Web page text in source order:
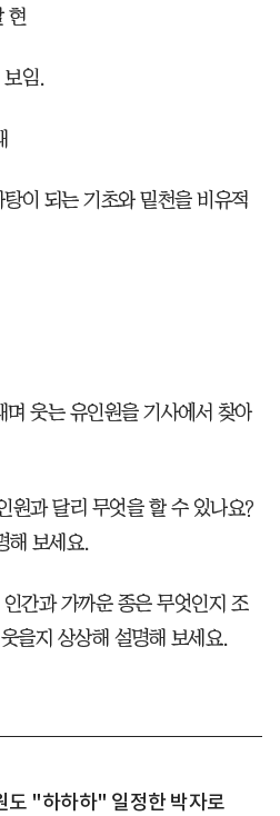
현
보임.
이 되는 기초와 밑천을 비유적
웃는 유인원을 기사에서 찾아
원과 달리 무엇을 할 수 있나요?
해 보세요.
간과 가까운 종은 무엇인지 조
을지 상상해 설명해 보세요.
도 "하하하" 일정한 박자로